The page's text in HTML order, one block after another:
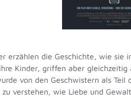
erzählen die Geschichte, wie
Kinder, griffen aber
von den Geschwistern als
verstehen, wie Liebe und